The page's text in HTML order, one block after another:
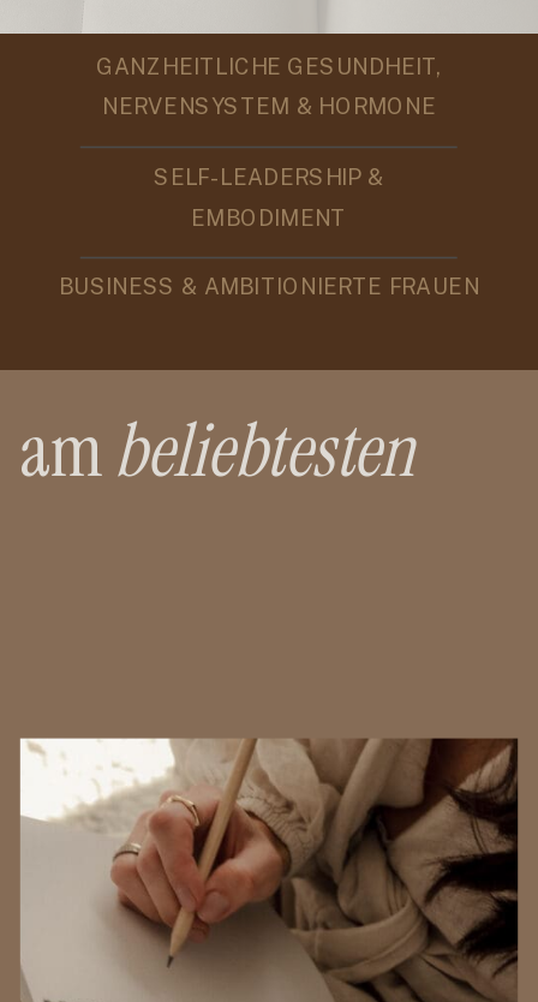
GANZHEITLICHE GESUNDHEIT,
NERVENSYSTEM & HORMONE
SELF-LEADERSHIP &
EMBODIMENT
BUSINESS & AMBITIONIERTE FRAUEN
ambeliebtesten